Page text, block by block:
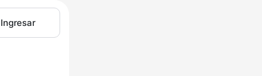
Ingresar